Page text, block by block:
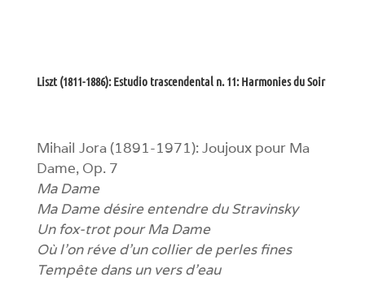
Liszt (1811-1886): Estudio trascendental n. 11: Harmonies du Soir
Mihail Jora (1891-1971): Joujoux pour Ma
Dame, Op. 7
Ma Dame
Ma Dame désire entendre du Stravinsky
Un fox-trot pour Ma Dame
Où l’on réve d’un collier de perles fines
Tempête dans un vers d’eau